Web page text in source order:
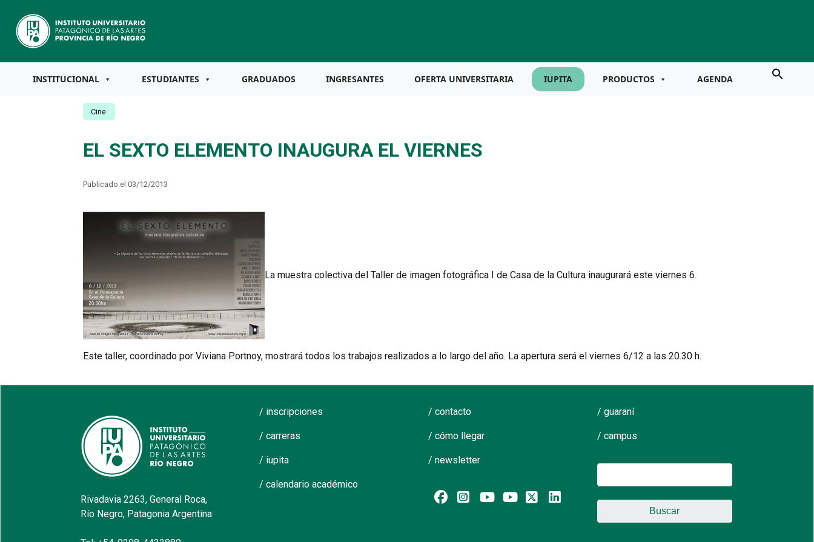
INSTITUCIONAL ESTUDIANTES GRADUADOS INGRESANTES OFERTA UNIVERSITARIA IUPITA PRODUCTOS AGENDA
Cine
EL SEXTO ELEMENTO INAUGURA EL VIERNES
Publicado el 03/12/2013
La muestra colectiva del Taller de imagen fotográfica I de Casa de la Cultura inaugurará este viernes 6.
Este taller, coordinado por Viviana Portnoy, mostrará todos los trabajos realizados a lo largo del año. La apertura será el viernes 6/12 a las 20.30 h.
Rivadavia 2263, General Roca,
Río Negro, Patagonia Argentina
/ inscripciones
/ carreras
/ iupita
/ calendario académico
/ contacto
/ cómo llegar
/ newsletter
/ guaraní
/ campus
Buscar: